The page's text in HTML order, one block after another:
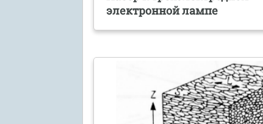
электронной лампе